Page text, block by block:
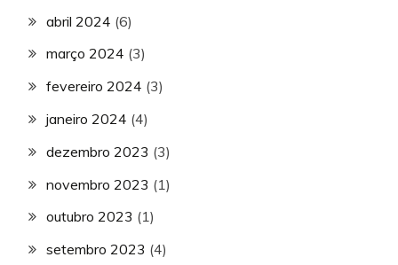
abril 2024 (6)
março 2024 (3)
fevereiro 2024 (3)
janeiro 2024 (4)
dezembro 2023 (3)
novembro 2023 (1)
outubro 2023 (1)
setembro 2023 (4)